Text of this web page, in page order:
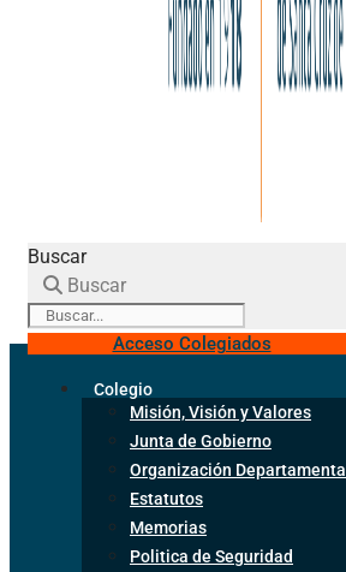
Buscar
Buscar
Acceso Colegiados
Colegio
Misión, Visión y Valores
Junta de Gobierno
Organización Departamental
Estatutos
Memorias
Politica de Seguridad